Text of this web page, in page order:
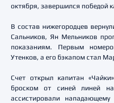
октября, завершился победой
В состав нижегородцев
Сальников, Ян Мельников
показаниям. Первым
Утенков, а его бэкапом стал
Счет открыл капитан
броском от синей линей
ассистировали